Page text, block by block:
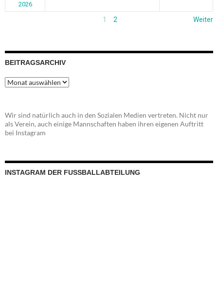
2026
1 2 Weiter
BEITRAGSARCHIV
Beitragsarchiv
Wir sind natürlich auch in den Sozialen Medien vertreten. Nicht nur
als Verein, auch einige Mannschaften haben ihren eigenen Auftritt
bei Instagram
INSTAGRAM DER FUSSBALLABTEILUNG